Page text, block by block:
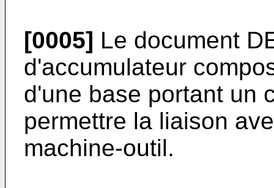
[0005] Le document
d'accumulateur
d'une base portant un
permettre la liaison
machine-outil.